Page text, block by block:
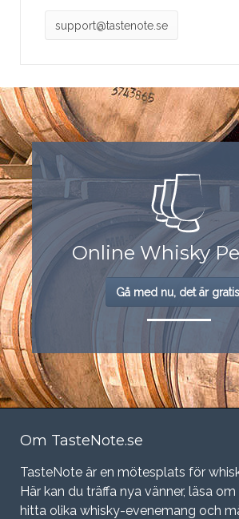
support@tastenote.se
Online Whisky
Gå med nu, det är
Om TasteNote.se
TasteNote är en mötesplats för
Här kan du träffa nya vänner, läsa
hitta olika whisky-evenemang och